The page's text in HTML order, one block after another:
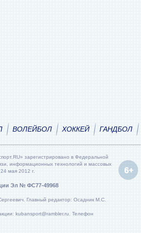
ВОЛЕЙБОЛ ХОККЕЙ ГАНДБОЛ
зарегистрировано в Федеральной
информационных технологий и массовых
мая 2012 г.
Эл № ФС77-49968
Главный редактор: Осадник М.С.
kubansport@rambler.ru. Телефон